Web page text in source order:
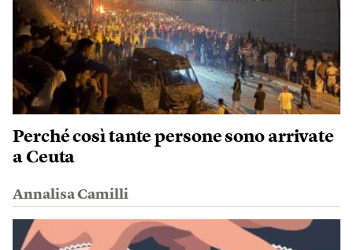
Perché così tante persone sono arrivate
a Ceuta
Annalisa Camilli